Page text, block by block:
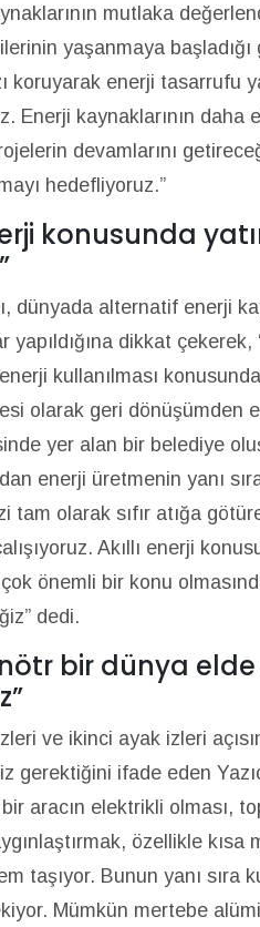
mutlaka
yaşanmaya
koruyarak enerji tasarrufu
Enerji kaynaklarının daha
devamlarını
hedefliyoruz.”
konusunda
dünyada alternatif enerji
yapıldığına dikkat
kullanılması
olarak geri dönüşümden
yer alan bir belediye
enerji üretmenin yanı
tam olarak sıfır atığa
Akıllı enerji
önemli bir konu
dedi.
bir dünya
ve ikinci ayak izleri
gerektiğini ifade eden
bir aracın elektrikli olması,
özellikle
taşıyor. Bunun yanı sıra
Mümkün mertebe